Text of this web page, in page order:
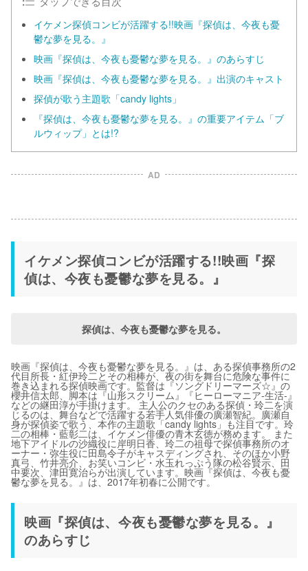
イケメン探偵コンビが活躍する!!映画『探偵は、今夜も憂
鬱な夢を見る。』
映画『探偵は、今夜も憂鬱な夢を見る。』のあらすじ
映画『探偵は、今夜も憂鬱な夢を見る。』出演のキャスト
探偵が歌う主題歌「candy lights」
『探偵は、今夜も憂鬱な夢を見る。』の重要アイテム「ブ
ルウィップ」とは!?
AD
イケメン探偵コンビが活躍する!!映画『探
偵は、今夜も憂鬱な夢を見る。』
探偵は、今夜も憂鬱な夢を見る。
映画『探偵は、今夜も憂鬱な夢を見る。』は、ある探偵事務所の2
代目所長・紅伊玲二とその相棒が、夜の街を舞台に危険な事件に
巻き込まれる探偵映画です。監督は『ソングドリーマーズ☆』の
櫻井信太郎、脚本は『山形スクリーム』『ヒーローマニア-生活-』
などの継田淳が手掛けます。 主人公のクセのある探偵・玲二を演
じるのは、舞台などで活躍する若手人気俳優の廣瀬智紀。廣瀬自
身が探偵姿で歌う、本作の主題歌「candy lights」も注目です。玲
二の相棒・藍彰二は、イケメン俳優の青木玄徳が務めます。 また
地下アイドルの沙織役に岸明日香、玲二の祖母で探偵事務所のオ
ーナー・弥生役に田島令子がキャスディングされ、そのほか小野
真弓、竹井亮介、お笑いコンビ・水玉れっぷう隊の松谷賢示、田
中要次、津田寛治らが出演しています。映画『探偵は、今夜も憂
鬱な夢を見る。』は、2017年初春に公開です。
映画『探偵は、今夜も憂鬱な夢を見る。』
のあらすじ